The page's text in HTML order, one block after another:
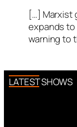
[…] Marxist
expands to
warning to
LATEST SHOWS